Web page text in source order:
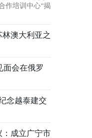
作培训中心”揭
澳大利亚之
面会在俄罗
念越泰建交
成立广宁市